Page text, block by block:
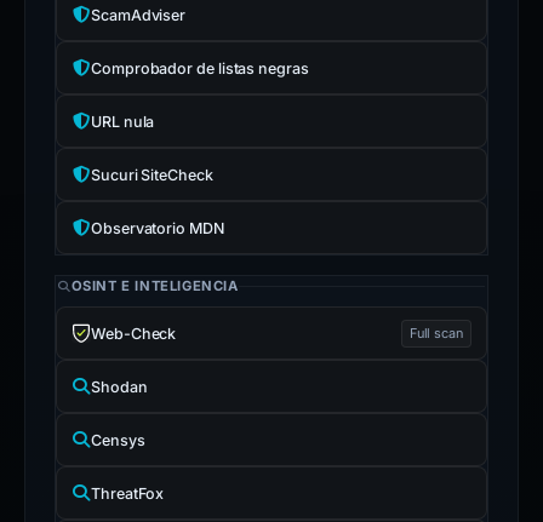
ScamAdviser
Comprobador de listas negras
URL nula
Sucuri SiteCheck
Observatorio MDN
OSINT E INTELIGENCIA
Web-Check Full scan
Shodan
Censys
ThreatFox